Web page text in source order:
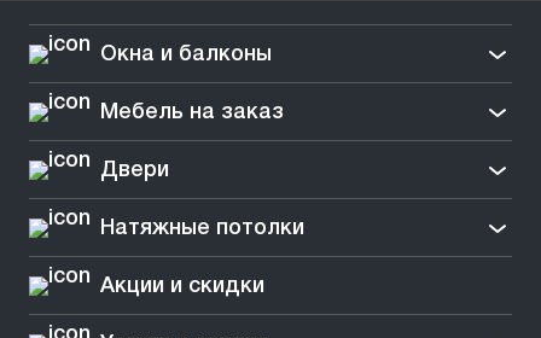
Окна и балконы
Мебель на заказ
Двери
Натяжные потолки
Акции и скидки